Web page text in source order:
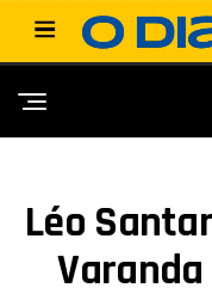
Léo
Varanda